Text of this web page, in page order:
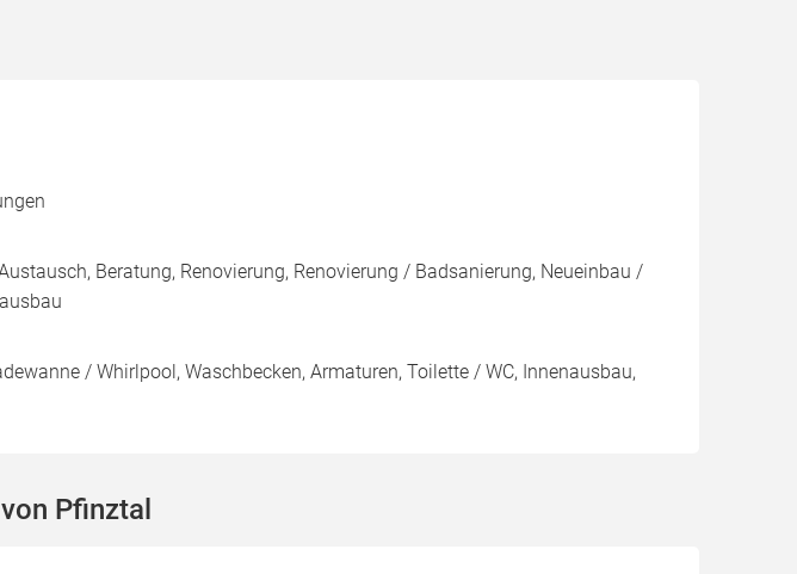
Beratung, Renovierung, Renovierung / Badsanierung, Neueinbau /
/ Whirlpool, Waschbecken, Armaturen, Toilette / WC, Innenausbau,
Pfinztal